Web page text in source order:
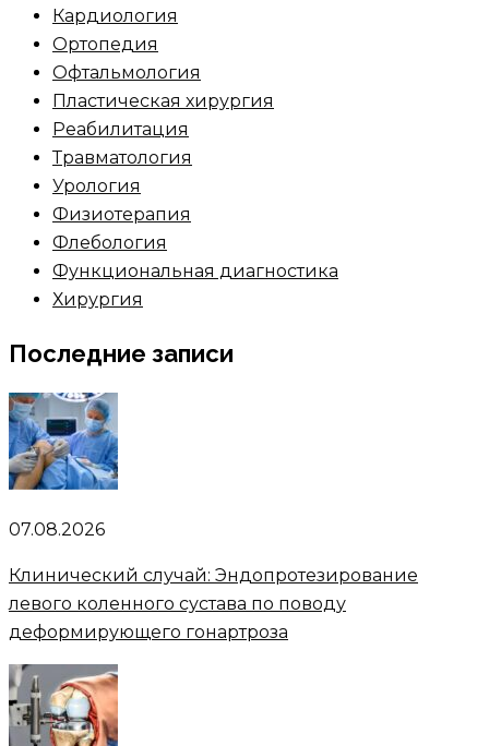
Кардиология
Ортопедия
Офтальмология
Пластическая хирургия
Реабилитация
Травматология
Урология
Физиотерапия
Флебология
Функциональная диагностика
Хирургия
Последние записи
07.08.2026
Клинический случай: Эндопротезирование
левого коленного сустава по поводу
деформирующего гонартроза